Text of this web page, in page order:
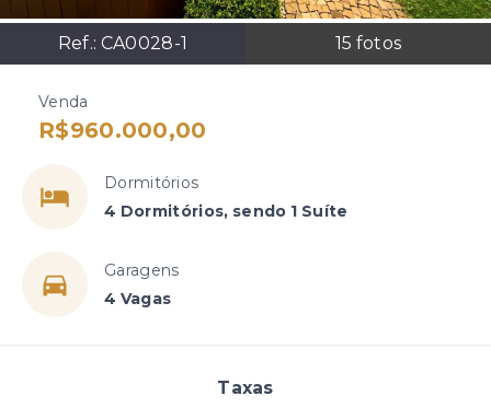
Ref.: CA0028-1 15 fotos
Venda
R$960.000,00
Dormitórios
4 Dormitórios, sendo 1 Suíte
Garagens
4 Vagas
Taxas